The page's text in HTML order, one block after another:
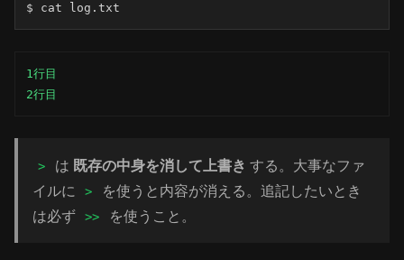
$ cat log.txt
1行目
2行目
> は 既存の中身を消して上書き する。大事なファ
イルに
>
を使うと内容が消える。追記したいとき
は必ず
>> を使うこと。